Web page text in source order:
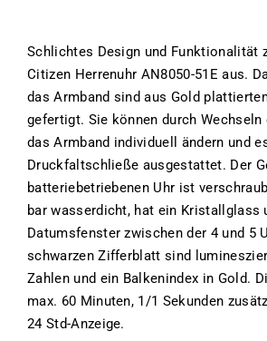
Schlichtes Design und Funktionalität
Citizen Herrenuhr AN8050-51E aus.
das Armband sind aus Gold
gefertigt. Sie können durch Wechseln
das Armband individuell ändern und
Druckfaltschließe ausgestattet. Der
batteriebetriebenen Uhr ist
bar wasserdicht, hat ein Kristallglass
Datumsfenster zwischen der 4 und 5
schwarzen Zifferblatt sind
Zahlen und ein Balkenindex in Gold.
max. 60 Minuten, 1/1 Sekunden
24 Std-Anzeige.